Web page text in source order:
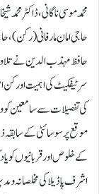
محمد موسی ناگانی، ڈاکٹر محمد
حاجی امان مارفانی (رکن)،
حافظ مہذب الدین نے
سرٹیفکیٹ کی اہمیت اور
کی تفصیلات سے سامعین کو
موقع پر سوسائٹی کے سابقہ
کے خلوص اور قربانیوں کو
اشرف پاڈیلا کی مخلصانہ و